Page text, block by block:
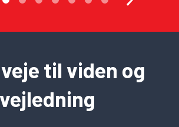
til viden og
vejledning